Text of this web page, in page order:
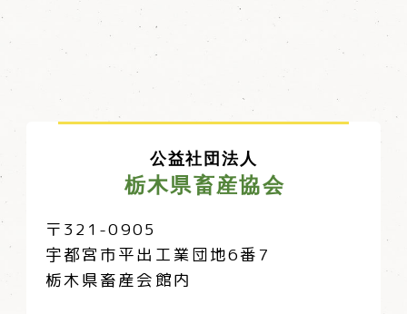
公益社団法人
栃木県畜産協会
〒321-0905
宇都宮市平出工業団地6番7
栃木県畜産会館内